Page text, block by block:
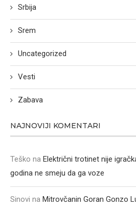
Srbija
Srem
Uncategorized
Vesti
Zabava
NAJNOVIJI KOMENTARI
Teško na Električni trotinet nije
godina ne smeju da ga voze
Sinovi na Mitrovčanin Goran Gonzo